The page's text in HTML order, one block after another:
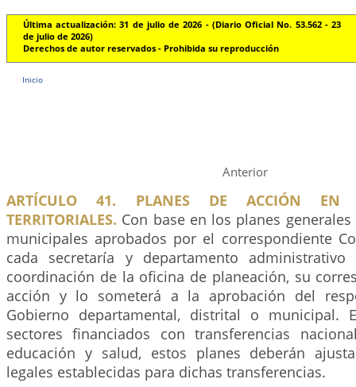
Última actualización: 31 de julio de 2026 - (Diario Oficial No. 53.562 - 23
de julio de 2026)
Derechos de autor reservados - Prohibida su reproducción
Inicio
Anterior
ARTÍCULO 41. PLANES DE ACCIÓN EN
TERRITORIALES. Con base en los planes
municipales aprobados por el correspondiente
cada secretaría y departamento
coordinación de la oficina de planeación, su
acción y lo someterá a la aprobación del
Gobierno departamental, distrital o municipal.
sectores financiados con transferencias
educación y salud, estos planes deberán
legales establecidas para dichas transferencias.